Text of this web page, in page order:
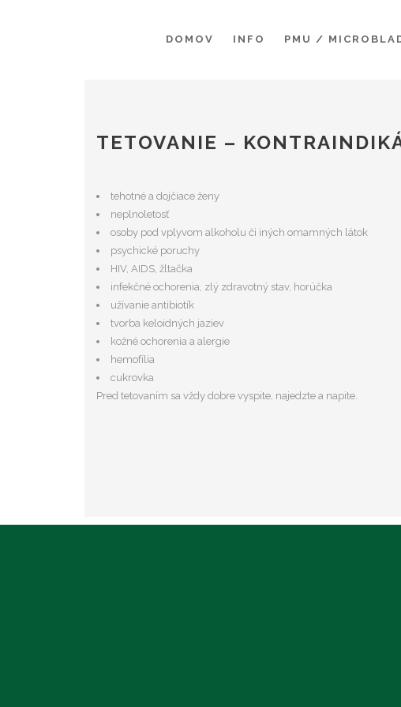
DOMOV INFO PMU /
TETOVANIE –
tehotné a dojčiace ženy
neplnoletosť
osoby pod vplyvom alkoholu či iných omamných látok
psychické poruchy
HIV, AIDS, žltačka
infekčné ochorenia, zlý zdravotný stav, horúčka
užívanie antibiotík
tvorba keloidných jaziev
kožné ochorenia a alergie
hemofília
cukrovka
Pred tetovaním sa vždy dobre vyspite, najedzte a napite.